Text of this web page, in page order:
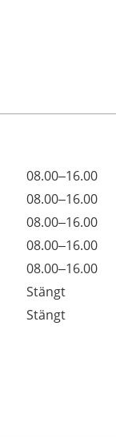
08.00–16.00
08.00–16.00
08.00–16.00
08.00–16.00
08.00–16.00
Stängt
Stängt